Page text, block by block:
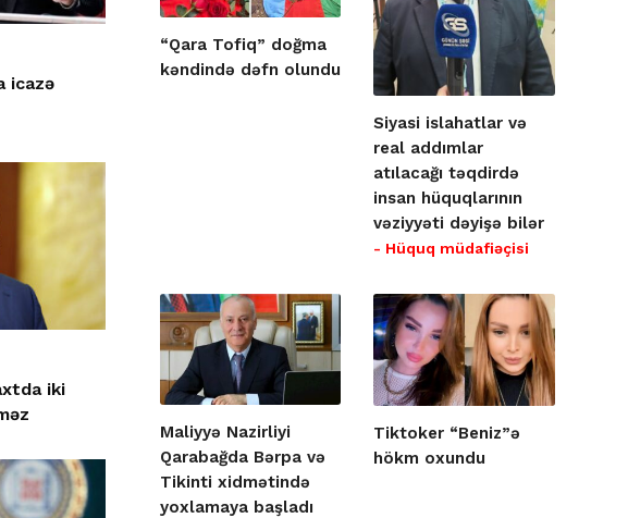
icazə
iki
“Qara Tofiq” doğma
kəndində dəfn olundu
Siyasi islahatlar və
real addımlar
atılacağı təqdirdə
insan hüquqlarının
vəziyyəti dəyişə bilər
- Hüquq müdafiəçisi
Maliyyə Nazirliyi
Qarabağda Bərpa və
Tikinti xidmətində
yoxlamaya başladı
Tiktoker “Beniz”ə
hökm oxundu